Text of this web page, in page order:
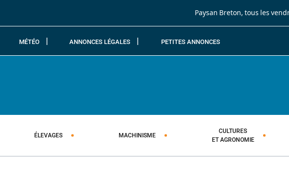
Paysan Breton, tous les
MÉTÉO ANNONCES LÉGALES PETITES ANNONCES
ÉLEVAGES MACHINISME
CULTURES
ET AGRONOMIE